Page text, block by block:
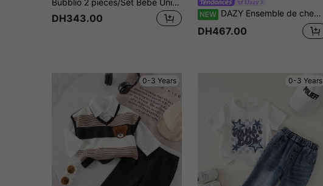
Bubblio 2 pièces/Set Bébé Unisexe Garçon/Fille Mignon Ours & Rayures Noir/Blanc 2 en 1 T-Shirt Tricot Top Et Short Noir Set, Vêtements de Printemps/Été pour Bébé Garçon, Tenues, Hauts à Manches Courtes pour Bébé Garçon
DH343.00
Dazy
NEW DAZY Ensemble de chemise style coréen à rayures avec col rabattu pour bébé/tout-petit (garçon)
DH467.00
0-3 Years 0-3 Years